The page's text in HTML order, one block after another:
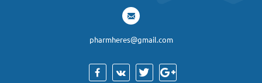
pharmheres@gmail.com